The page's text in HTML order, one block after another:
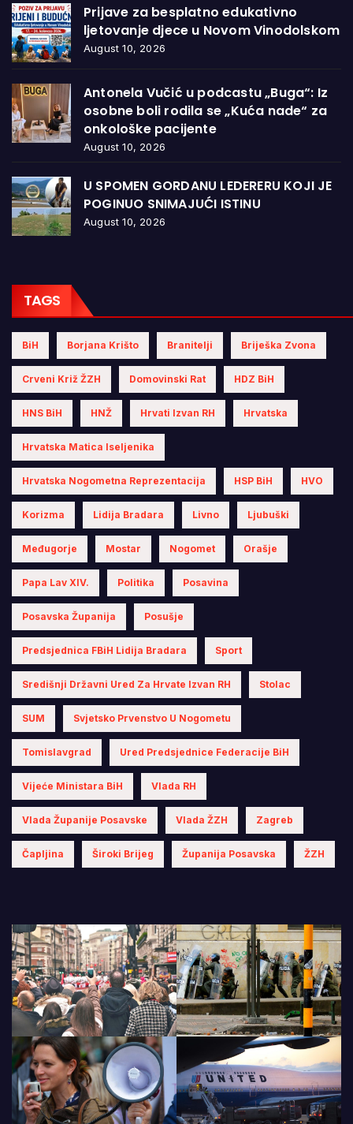
Prijave za besplatno edukativno
ljetovanje djece u Novom Vinodolskom
August 10, 2026
Antonela Vučić u podcastu „Buga“: Iz
osobne boli rodila se „Kuća nade“ za
onkološke pacijente
August 10, 2026
U SPOMEN GORDANU LEDERERU KOJI JE
POGINUO SNIMAJUĆI ISTINU
August 10, 2026
TAGS
BiH Borjana Krišto Branitelji Briješka Zvona
Crveni Križ ŽZH Domovinski Rat HDZ BiH
HNS BiH HNŽ Hrvati Izvan RH Hrvatska
Hrvatska Matica Iseljenika
Hrvatska Nogometna Reprezentacija HSP BiH HVO
Korizma Lidija Bradara Livno Ljubuški
Međugorje Mostar Nogomet Orašje
Papa Lav XIV. Politika Posavina
Posavska Županija Posušje
Predsjednica FBiH Lidija Bradara Sport
Središnji Državni Ured Za Hrvate Izvan RH Stolac
SUM Svjetsko Prvenstvo U Nogometu
Tomislavgrad Ured Predsjednice Federacije BiH
Vijeće Ministara BiH Vlada RH
Vlada Županije Posavske Vlada ŽZH Zagreb
Čapljina Široki Brijeg Županija Posavska ŽZH